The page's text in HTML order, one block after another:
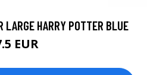
LARGE HARRY POTTER BLUE
EUR